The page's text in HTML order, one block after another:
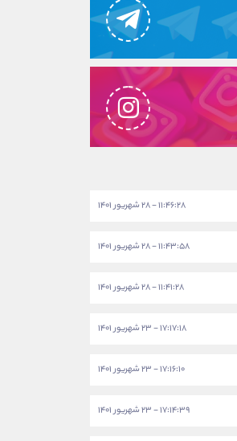
۱۱:۴۶:۲۸ - ۲۸ شهریور ۱۴۰۱
۱۱:۴۳:۵۸ - ۲۸ شهریور ۱۴۰۱
۱۱:۴۱:۲۸ - ۲۸ شهریور ۱۴۰۱
۱۷:۱۷:۱۸ - ۲۳ شهریور ۱۴۰۱
۱۷:۱۶:۱۰ - ۲۳ شهریور ۱۴۰۱
۱۷:۱۴:۳۹ - ۲۳ شهریور ۱۴۰۱